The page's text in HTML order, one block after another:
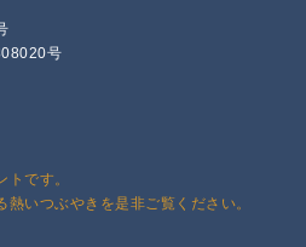
号
です。
いつぶやきを是非ご覧ください。